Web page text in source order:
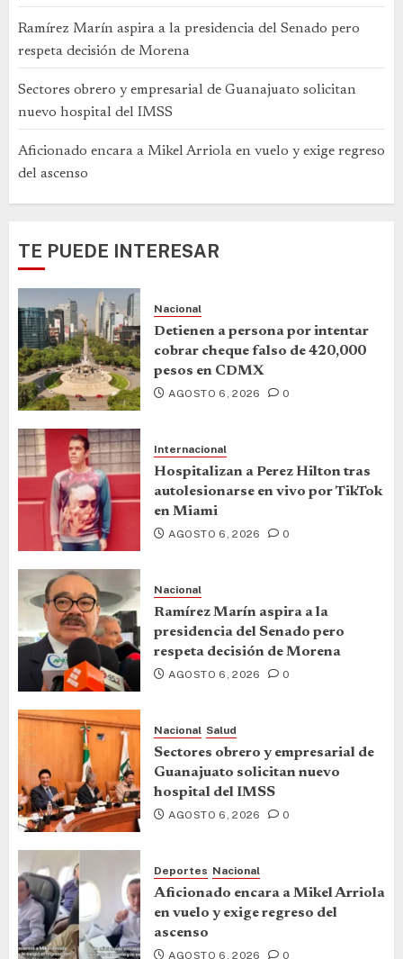
Ramírez Marín aspira a la presidencia del Senado pero
respeta decisión de Morena
Sectores obrero y empresarial de Guanajuato solicitan
nuevo hospital del IMSS
Aficionado encara a Mikel Arriola en vuelo y exige regreso
del ascenso
TE PUEDE INTERESAR
Nacional
Detienen a persona por intentar
cobrar cheque falso de 420,000
pesos en CDMX
AGOSTO 6, 2026 0
Internacional
Hospitalizan a Perez Hilton tras
autolesionarse en vivo por TikTok
en Miami
AGOSTO 6, 2026 0
Nacional
Ramírez Marín aspira a la
presidencia del Senado pero
respeta decisión de Morena
AGOSTO 6, 2026 0
Nacional Salud
Sectores obrero y empresarial de
Guanajuato solicitan nuevo
hospital del IMSS
AGOSTO 6, 2026 0
Deportes Nacional
Aficionado encara a Mikel Arriola
en vuelo y exige regreso del
ascenso
AGOSTO 6, 2026 0